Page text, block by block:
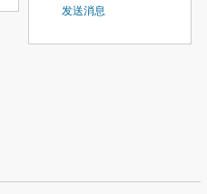
发送消息